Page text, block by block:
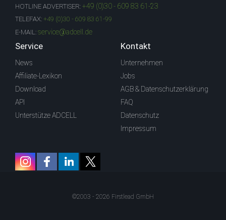
HOTLINE ADVERTISER: +49 (0)30 - 609 83 61-23
TELEFAX: +49 (0)30 - 609 83 61-99
E-MAIL: service@adcell.de
Service
News
Affiliate-Lexikon
Download
API
Unterstütze ADCELL
Kontakt
Unternehmen
Jobs
AGB & Datenschutzerklärung
FAQ
Datenschutz
Impressum
©2003 - 2026 Firstlead GmbH